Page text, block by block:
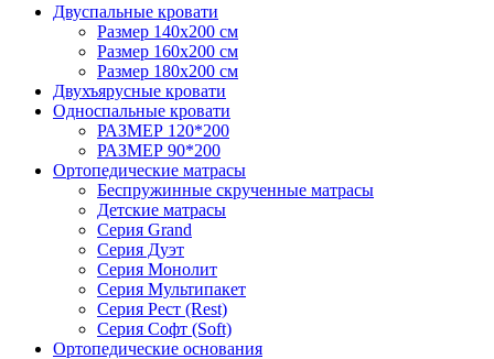
Двуспальные кровати
Размер 140х200 см
Размер 160х200 см
Размер 180х200 см
Двухъярусные кровати
Односпальные кровати
РАЗМЕР 120*200
РАЗМЕР 90*200
Ортопедические матрасы
Беспружинные скрученные матрасы
Детские матрасы
Серия Grand
Серия Дуэт
Серия Монолит
Серия Мультипакет
Серия Рест (Rest)
Серия Софт (Soft)
Ортопедические основания